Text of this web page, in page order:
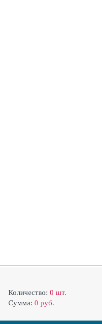
Количество: 0 шт.
Cумма: 0 руб.